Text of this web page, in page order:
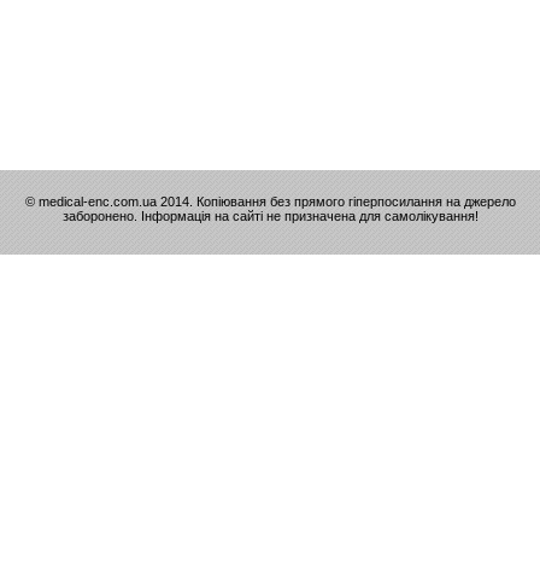
© medical-enc.com.ua 2014. Копіювання без прямого гіперпосилання на джерело
заборонено. Інформація на сайті не призначена для самолікування!